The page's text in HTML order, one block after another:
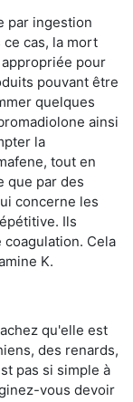
par ingestion
cas, la mort
pour
pouvant être
quelques
ainsi
la
tout en
que par des
concerne les
Ils
Cela
K.
qu'elle est
des renards,
pas si simple à
vous devoir